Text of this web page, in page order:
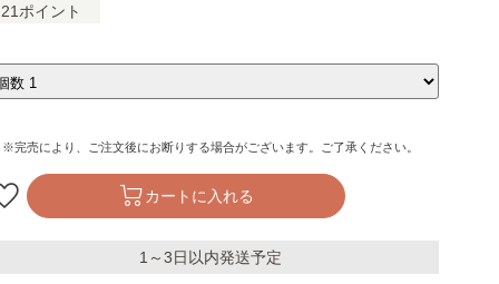
21ポイント
※完売により、ご注文後にお断りする場合がございます。ご了承ください。
カートに入れる
1～3日以内発送予定